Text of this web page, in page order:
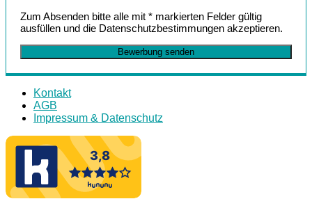
Zum Absenden bitte alle mit * markierten Felder gültig
ausfüllen und die Datenschutzbestimmungen akzeptieren.
Bewerbung senden
Kontakt
AGB
Impressum & Datenschutz